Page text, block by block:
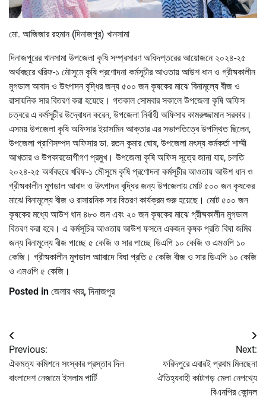
মো. আজিজার রহমান (দিনাজপুর) খানসামা
দিনাজপুরের খানসামা উপজেলা কৃষি সম্প্রসারণ অধিদপ্তরের আয়োজনে ২০২৪-২৫
অর্থবছরে খরিফ-১ মৌসুমে কৃষি প্রণোদনা কর্মসূচীর আওতায় আউশ ধান ও গ্রীষ্মকালীন
মুগডাল আবাদ ও উৎপাদন বৃদ্ধির জন্য ৫০০ জন কৃষকের মাঝে বিনামূল্যে বীজ ও
রাসায়নিক সার বিতরণ করা হয়েছে। গতকাল সোমবার সকালে উপজেলা কৃষি অফিস
চত্বরে এ কর্মসূচীর উদ্বোধন করেন, উপজেলা নির্বাহী অফিসার কামরুজ্জামান সরকার।
এসময় উপজেলা কৃষি অফিসার ইয়াসমিন আক্তার এর সভাপতিত্বে উপস্থিত ছিলেন,
উপজেলা প্রাণিসম্পদ অফিসার ডা. রতন কুমার ঘোষ, উপজেলা মৎস্য কর্মকর্তা শাম্মী
আখতার ও উপকারভোগীগণ প্রমুখ। উপজেলা কৃষি অফিস সূত্রে জানা যায়, চলতি
২০২৪-২৫ অর্থবছরে খরিফ-১ মৌসুমে কৃষি প্রণোদনা কর্মসূচীর আওতায় আউশ ধান ও
গ্রীষ্মকালীন মুগডাল আবাদ ও উৎপাদন বৃদ্ধির জন্য উপজেলায় মোট ৫০০ জন কৃষকের
মাঝে বিনামূল্যে বীজ ও রাসায়নিক সার বিতরণ কার্যক্রম শুরু হয়েছে। মোট ৫০০ জন
কৃষকের মধ্যে আউশ ধান ৪৮০ জন এবং ২০ জন কৃষকের মাঝে গ্রীষ্মকালীন মুগডাল
বিতরণ করা হবে। এ কর্মসূচির আওতায় আউশ ফসলে একজন কৃষক প্রতি বিঘা জমির
জন্য বিনামূল্যে বীজ পাচ্ছে ৫ কেজি ও সার পাচ্ছে ডিএপি ১০ কেজি ও এমওপি ১০
কেজি। গ্রীষ্মকালীন মুগডাল আাবাদে বিঘা প্রতি ৫ কেজি বীজ ও সার ডিএপি ১০ কেজি
ও এমওপি ৫ কেজি।
Posted in জেলার খবর, দিনাজপুর
Post
navigation
Previous:
ঐকমত্য কমিশনে সংস্কার প্রস্তাব দিল
বাংলাদেশ নেজামে ইসলাম পার্টি
Next:
ফরিদপুরে এবারই প্রথম মিলছেনা
ঐতিহ্যবাহী কাটাগড় মেলা নেপথ্যে
বিএনপির কোন্দল